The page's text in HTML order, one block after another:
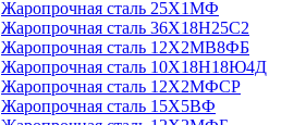
Жаропрочная сталь 25Х1МФ
Жаропрочная сталь 36Х18Н25С2
Жаропрочная сталь 12Х2МВ8ФБ
Жаропрочная сталь 10Х18Н18Ю4Д
Жаропрочная сталь 12Х2МФСР
Жаропрочная сталь 15Х5ВФ